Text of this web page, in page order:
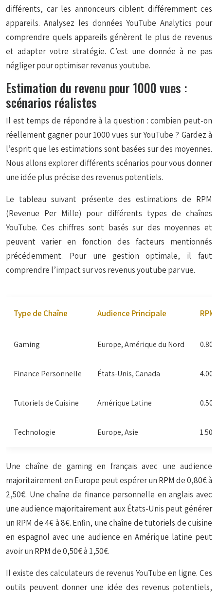
différents, car les annonceurs ciblent différemment ces
appareils. Analysez les données YouTube Analytics pour
comprendre quels appareils génèrent le plus de revenus
et adapter votre stratégie. C’est une donnée à ne pas
négliger pour optimiser revenus youtube.
Estimation du revenu pour 1000 vues :
scénarios réalistes
Il est temps de répondre à la question : combien peut-on
réellement gagner pour 1000 vues sur YouTube ? Gardez à
l’esprit que les estimations sont basées sur des moyennes.
Nous allons explorer différents scénarios pour vous donner
une idée plus précise des revenus potentiels.
Le tableau suivant présente des estimations de RPM
(Revenue Per Mille) pour différents types de chaînes
YouTube. Ces chiffres sont basés sur des moyennes et
peuvent varier en fonction des facteurs mentionnés
précédemment. Pour une gestion optimale, il faut
comprendre l’impact sur vos revenus youtube par vue.
Type de Chaîne Audience Principale
Gaming Europe, Amérique du Nord 0.80
Finance Personnelle États-Unis, Canada 4.00
Tutoriels de Cuisine Amérique Latine 0.50
Technologie Europe, Asie 1.50
Une chaîne de gaming en français avec une audience
majoritairement en Europe peut espérer un RPM de 0,80€ à
2,50€. Une chaîne de finance personnelle en anglais avec
une audience majoritairement aux États-Unis peut générer
un RPM de 4€ à 8€. Enfin, une chaîne de tutoriels de cuisine
en espagnol avec une audience en Amérique latine peut
avoir un RPM de 0,50€ à 1,50€.
Il existe des calculateurs de revenus YouTube en ligne. Ces
outils peuvent donner une idée des revenus potentiels,